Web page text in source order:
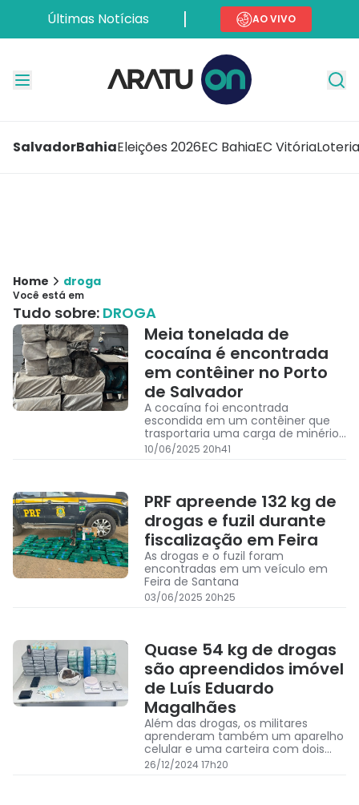
Últimas Notícias AO VIVO
SalvadorBahiaEleições 2026EC BahiaEC Vitória
Home droga
Você está em
Tudo sobre: DROGA
Meia tonelada de
cocaína é encontrada
em contêiner no Porto
de Salvador
A cocaína foi encontrada
escondida em um contêiner que
trasportaria uma carga de minério
para a Bélgica
10/06/2025 20h41
PRF apreende 132 kg de
drogas e fuzil durante
fiscalização em Feira
As drogas e o fuzil foram
encontradas em um veículo em
Feira de Santana
03/06/2025 20h25
Quase 54 kg de drogas
são apreendidos imóvel
de Luís Eduardo
Magalhães
Além das drogas, os militares
aprenderam também um aparelho
celular e uma carteira com dois
documentos de identificação
26/12/2024 17h20